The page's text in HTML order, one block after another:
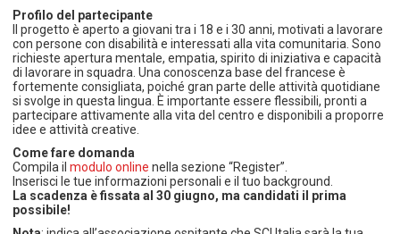
Profilo del partecipante
Il progetto è aperto a giovani tra i 18 e i 30 anni, motivati a lavorare
con persone con disabilità e interessati alla vita comunitaria. Sono
richieste apertura mentale, empatia, spirito di iniziativa e capacità
di lavorare in squadra. Una conoscenza base del francese è
fortemente consigliata, poiché gran parte delle attività quotidiane
si svolge in questa lingua. È importante essere flessibili, pronti a
partecipare attivamente alla vita del centro e disponibili a proporre
idee e attività creative.
Come fare domanda
Compila ilmodulo online nella sezione “Register”.
Inserisci le tue informazioni personali e il tuo background.
La scadenza è fissata al 30 giugno, ma candidati il prima
possibile!